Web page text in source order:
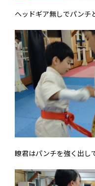
ヘッドギア無しでパンチ
瞭君はパンチを強く出し